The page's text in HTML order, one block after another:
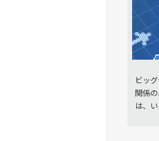
ビッ
関係
は、